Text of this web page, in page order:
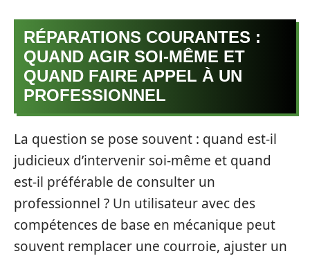
RÉPARATIONS COURANTES :
QUAND AGIR SOI-MÊME ET
QUAND FAIRE APPEL À UN
PROFESSIONNEL
La question se pose souvent : quand est-il
judicieux d’intervenir soi-même et quand
est-il préférable de consulter un
professionnel ? Un utilisateur avec des
compétences de base en mécanique peut
souvent remplacer une courroie, ajuster un